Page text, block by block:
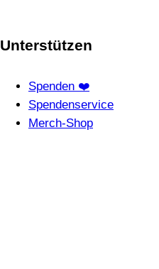
Unterstützen
Spenden ❤️
Spendenservice
Merch-Shop